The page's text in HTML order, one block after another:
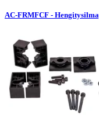
AC-FRMFCF -